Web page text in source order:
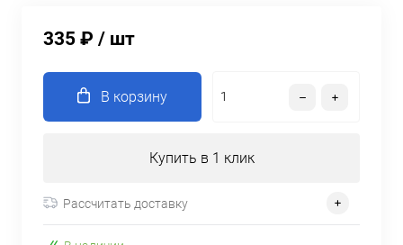
335 ₽ / шт
В корзину
Купить в 1 клик
Рассчитать доставку